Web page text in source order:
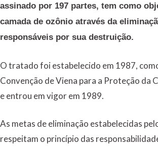
assinado por 197 partes, tem como
camada de ozônio através da
responsáveis por sua destruição.
O tratado foi estabelecido em 1987,
Convenção de Viena para a Proteção da
e entrou em vigor em 1989.
As metas de eliminação estabelecidas
respeitam o princípio das